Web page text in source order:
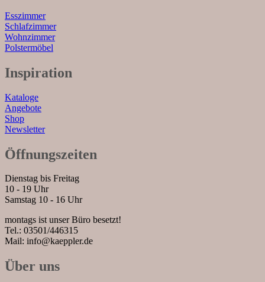
Esszimmer
Schlafzimmer
Wohnzimmer
Polstermöbel
Inspiration
Kataloge
Angebote
Shop
Newsletter
Öffnungszeiten
Dienstag bis Freitag
10 - 19 Uhr
Samstag 10 - 16 Uhr
montags ist unser Büro besetzt!
Tel.: 03501/446315
Mail: info@kaeppler.de
Über uns